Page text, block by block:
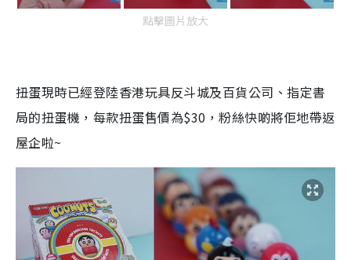
點擊圖片放大
扭蛋現時已經登陸香港玩具反斗城及百貨公司、指定書
局的扭蛋機，每款扭蛋售價為$30 ，粉絲快啲將佢地帶返
屋企啦~